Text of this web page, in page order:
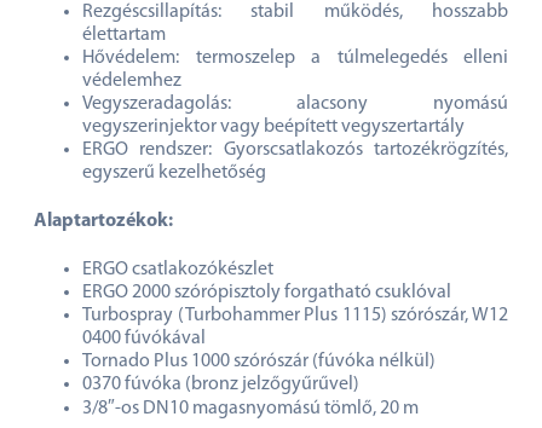
Rezgéscsillapítás: stabil működés, hosszabb
élettartam
Hővédelem: termoszelep a túlmelegedés elleni
védelemhez
Vegyszeradagolás: alacsony nyomású
vegyszerinjektor vagy beépített vegyszertartály
ERGO rendszer: Gyorscsatlakozós tartozékrögzítés,
egyszerű kezelhetőség
Alaptartozékok:
ERGO csatlakozókészlet
ERGO 2000 szórópisztoly forgatható csuklóval
Turbospray (Turbohammer Plus 1115) szórószár, W12
0400 fúvókával
Tornado Plus 1000 szórószár (fúvóka nélkül)
0370 fúvóka (bronz jelzőgyűrűvel)
3/8″-os DN10 magasnyomású tömlő, 20 m